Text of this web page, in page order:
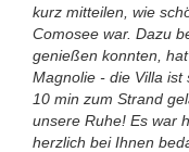
kurz mitteilen, wie
Comosee war. Dazu
genießen konnten,
Magnolie - die Villa
10 min zum Strand
unsere Ruhe! Es war
herzlich bei Ihnen